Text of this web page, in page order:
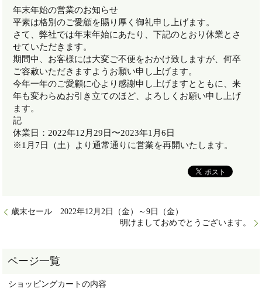
年末年始の営業のお知らせ
平素は格別のご愛顧を賜り厚く御礼申し上げます。
さて、弊社では年末年始にあたり、下記のとおり休業とさ
せていただきます。
期間中、お客様には大変ご不便をおかけ致しますが、何卒
ご容赦いただきますようお願い申し上げます。
今年一年のご愛顧に心より感謝申し上げますとともに、来
年も変わらぬお引き立てのほど、よろしくお願い申し上げ
ます。
記
休業日：2022年12月29日〜2023年1月6日
※1月7日（土）より通常通りに営業を再開いたします。
歳末セール 2022年12月2日（金）～9日（金）
明けましておめでとうございます。
ショッピングカートの内容